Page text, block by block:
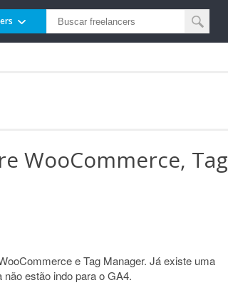
WooCommerce, Tag
e Tag Manager. Já existe uma
estão indo para o GA4.